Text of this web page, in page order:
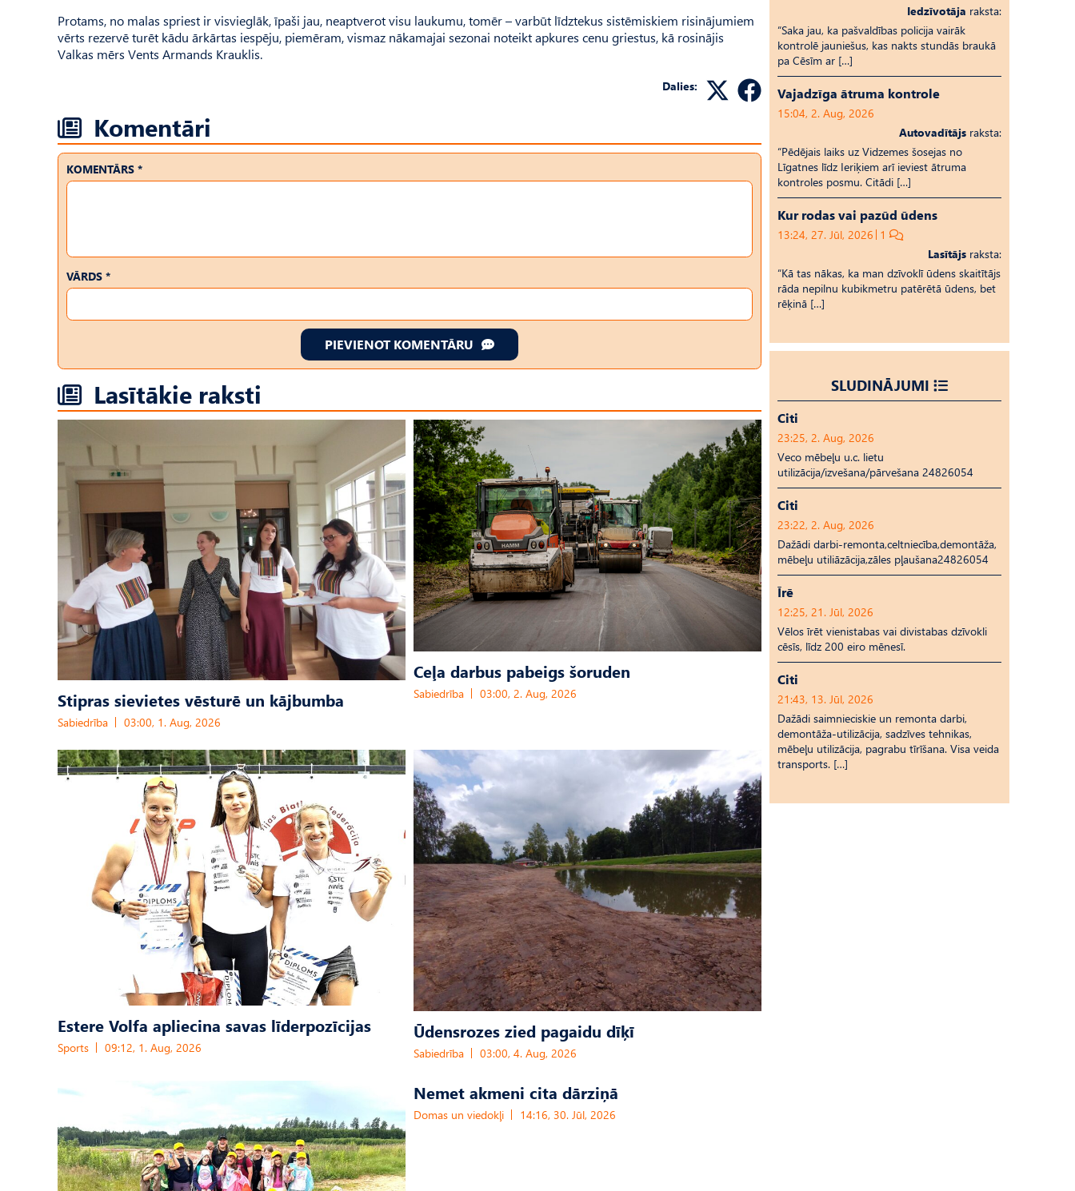
Protams, no malas spriest ir visvieglāk, īpaši jau, neaptverot visu laukumu, tomēr – varbūt līdztekus sistēmiskiem risinājumiem
vērts rezervē turēt kādu ārkārtas iespēju, piemēram, vismaz nākamajai sezonai noteikt apkures cenu griestus, kā rosinājis
Valkas mērs Vents Armands Krauklis.
Dalies:
Komentāri
KOMENTĀRS *
VĀRDS *
PIEVIENOT KOMENTĀRU
Lasītākie raksti
Stipras sievietes vēsturē un kājbumba
Sabiedrība 03:00, 1. Aug, 2026
Ceļa darbus pabeigs šoruden
Sabiedrība 03:00, 2. Aug, 2026
Estere Volfa apliecina savas līderpozīcijas
Sports 09:12, 1. Aug, 2026
Ūdensrozes zied pagaidu dīķī
Sabiedrība 03:00, 4. Aug, 2026
Nemet akmeni cita dārziņā
Domas un viedokļi 14:16, 30. Jūl, 2026
Iedzīvotāja raksta:
“Saka jau, ka pašvaldības policija vairāk
kontrolē jauniešus, kas nakts stundās braukā
pa Cēsīm ar […]
Vajadzīga ātruma kontrole
15:04, 2. Aug, 2026
Autovadītājs raksta:
“Pēdējais laiks uz Vid­ze­mes šosejas no
Līgatnes līdz Ieriķiem arī ieviest ātruma
kontroles posmu. Citādi […]
Kur rodas vai pazūd ūdens
13:24, 27. Jūl, 2026 1
Lasītājs raksta:
“Kā tas nākas, ka man dzīvoklī ūdens skaitītājs
rāda nepilnu kubikmetru patērētā ūdens, bet
rēķinā […]
SLUDINĀJUMI
Citi
23:25, 2. Aug, 2026
Veco mēbeļu u.c. lietu
utilizācija/izvešana/pārvešana 24826054
Citi
23:22, 2. Aug, 2026
Dažādi darbi-remonta,celtniecība,demontāža,
mēbeļu utiliāzācija,zāles pļaušana24826054
Īrē
12:25, 21. Jūl, 2026
Vēlos īrēt vienistabas vai divistabas dzīvokli
cēsīs, līdz 200 eiro mēnesī.
Citi
21:43, 13. Jūl, 2026
Dažādi saimnieciskie un remonta darbi,
demontāža-utilizācija, sadzīves tehnikas,
mēbeļu utilizācija, pagrabu tīrīšana. Visa veida
transports. […]